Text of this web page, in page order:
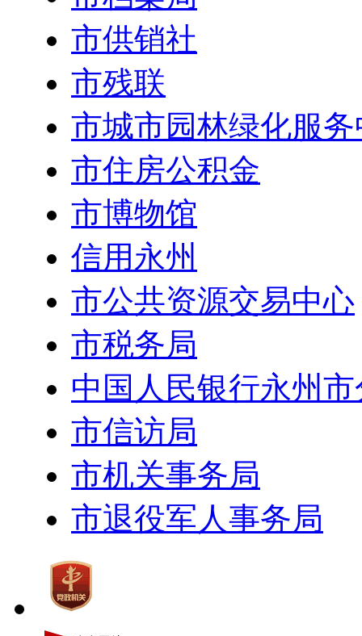
市供销社
市残联
市城市园林绿化服
市住房公积金
市博物馆
信用永州
市公共资源交易中心
市税务局
中国人民银行永州
市信访局
市机关事务局
市退役军人事务局